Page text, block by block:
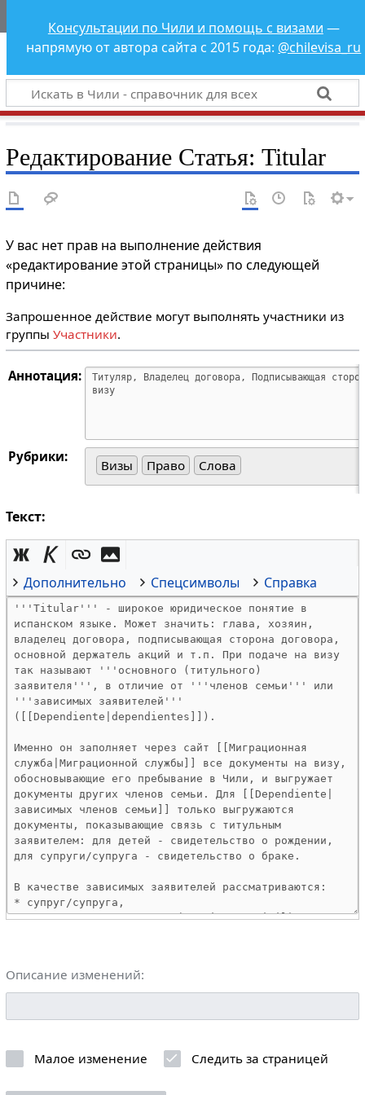
Чили - справочник
для всех
Консультации по Чили и помощь с визами —
напрямую от автора сайта с 2015 года: @chilevisa_ru
Редактирование Статья: Titular
У вас нет прав на выполнение действия
«редактирование этой страницы» по следующей
причине:
Запрошенное действие могут выполнять участники из
группы Участники.
Аннотация:
Рубрики:
Визы Право Слова
Текст:
Дополнительно Спецсимволы Справка
Описание изменений:
Малое изменение Следить за страницей